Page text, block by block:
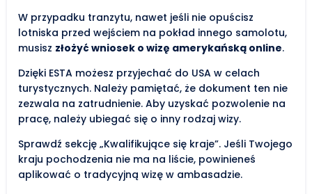
W przypadku tranzytu, nawet jeśli nie opuścisz
lotniska przed wejściem na pokład innego samolotu,
musisz złożyć wniosek o wizę amerykańską online.
Dzięki ESTA możesz przyjechać do USA w celach
turystycznych. Należy pamiętać, że dokument ten nie
zezwala na zatrudnienie. Aby uzyskać pozwolenie na
pracę, należy ubiegać się o inny rodzaj wizy.
Sprawdź sekcję „Kwalifikujące się kraje”. Jeśli Twojego
kraju pochodzenia nie ma na liście, powinieneś
aplikować o tradycyjną wizę w ambasadzie.